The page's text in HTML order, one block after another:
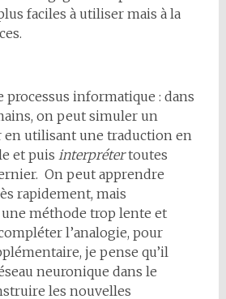
faciles à utiliser mais à la
processus informatique : dans
on peut simuler un
en utilisant une traduction en
et puis interprétertoutes
On peut apprendre
rapidement, mais
une méthode trop lente et
l’analogie, pour
je pense qu’il
neuronique dans le
les nouvelles